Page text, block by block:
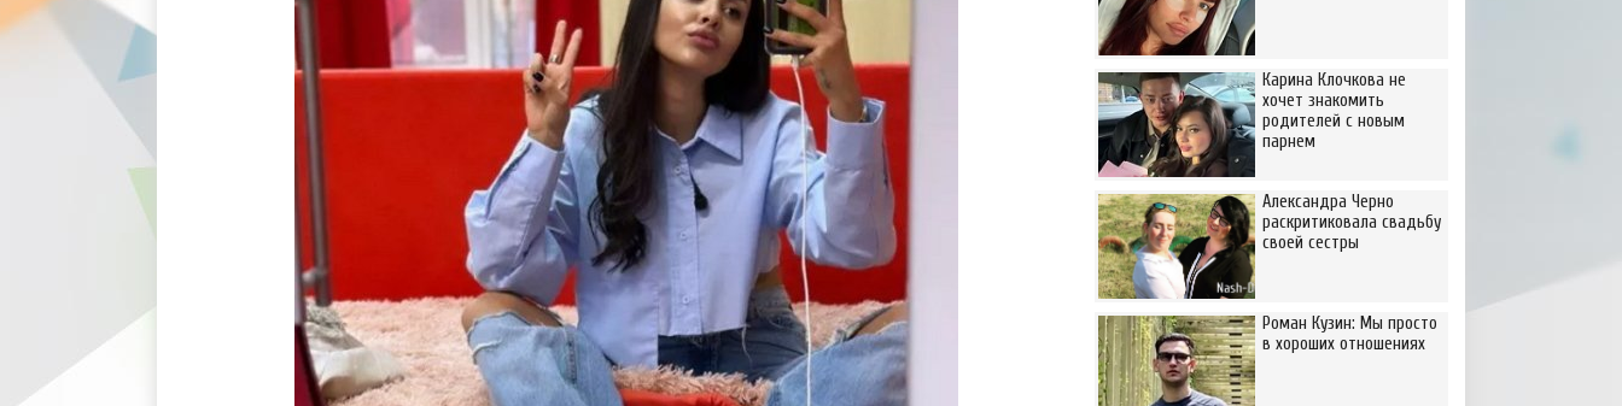
Карина Клочкова не
хочет знакомить
родителей с новым
парнем
Александра Черно
раскритиковала свадьбу
своей сестры
Роман Кузин: Мы просто
в хороших отношениях